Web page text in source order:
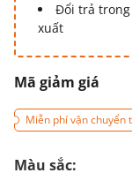
Đổi trả trong
xuất
Mã giảm giá
Miễn phí vận chuyển
Màu sắc: